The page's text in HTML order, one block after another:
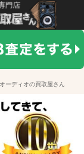
ーディオの買取屋さん